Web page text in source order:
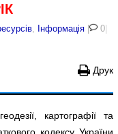
, Інформація | 0
Друк
картографії та